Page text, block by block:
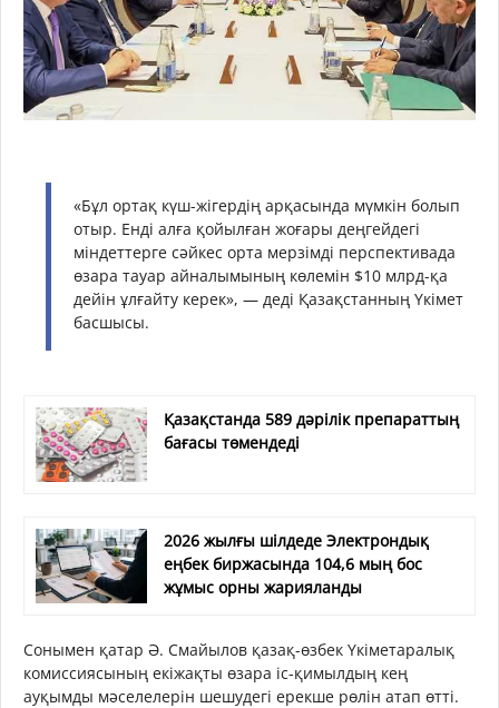
«Бұл ортақ күш-жігердің арқасында мүмкін болып
отыр. Енді алға қойылған жоғары деңгейдегі
міндеттерге сәйкес орта мерзімді перспективада
өзара тауар айналымының көлемін $10 млрд-қа
дейін ұлғайту керек», — деді Қазақстанның Үкімет
басшысы.
Қазақстанда 589 дәрілік препараттың
бағасы төмендеді
2026 жылғы шілдеде Электрондық
еңбек биржасында 104,6 мың бос
жұмыс орны жарияланды
Сонымен қатар Ә. Смайылов қазақ-өзбек Үкіметаралық
комиссиясының екіжақты өзара іс-қимылдың кең
ауқымды мәселелерін шешудегі ерекше рөлін атап өтті.